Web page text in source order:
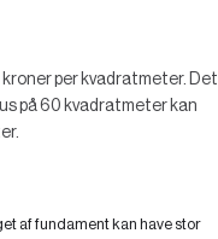
per kvadratmeter. Det
på 60 kvadratmeter kan
af fundament kan have stor